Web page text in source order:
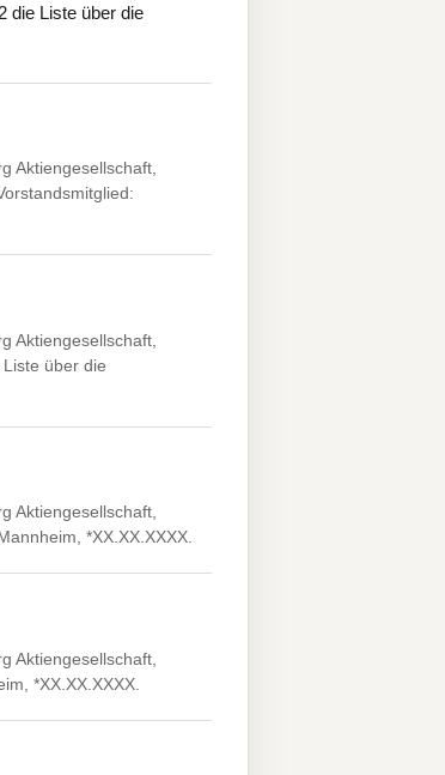
die Liste über die
Aktiengesellschaft,
Aktiengesellschaft,
über die
Aktiengesellschaft,
*XX.XX.XXXX.
Aktiengesellschaft,
*XX.XX.XXXX.